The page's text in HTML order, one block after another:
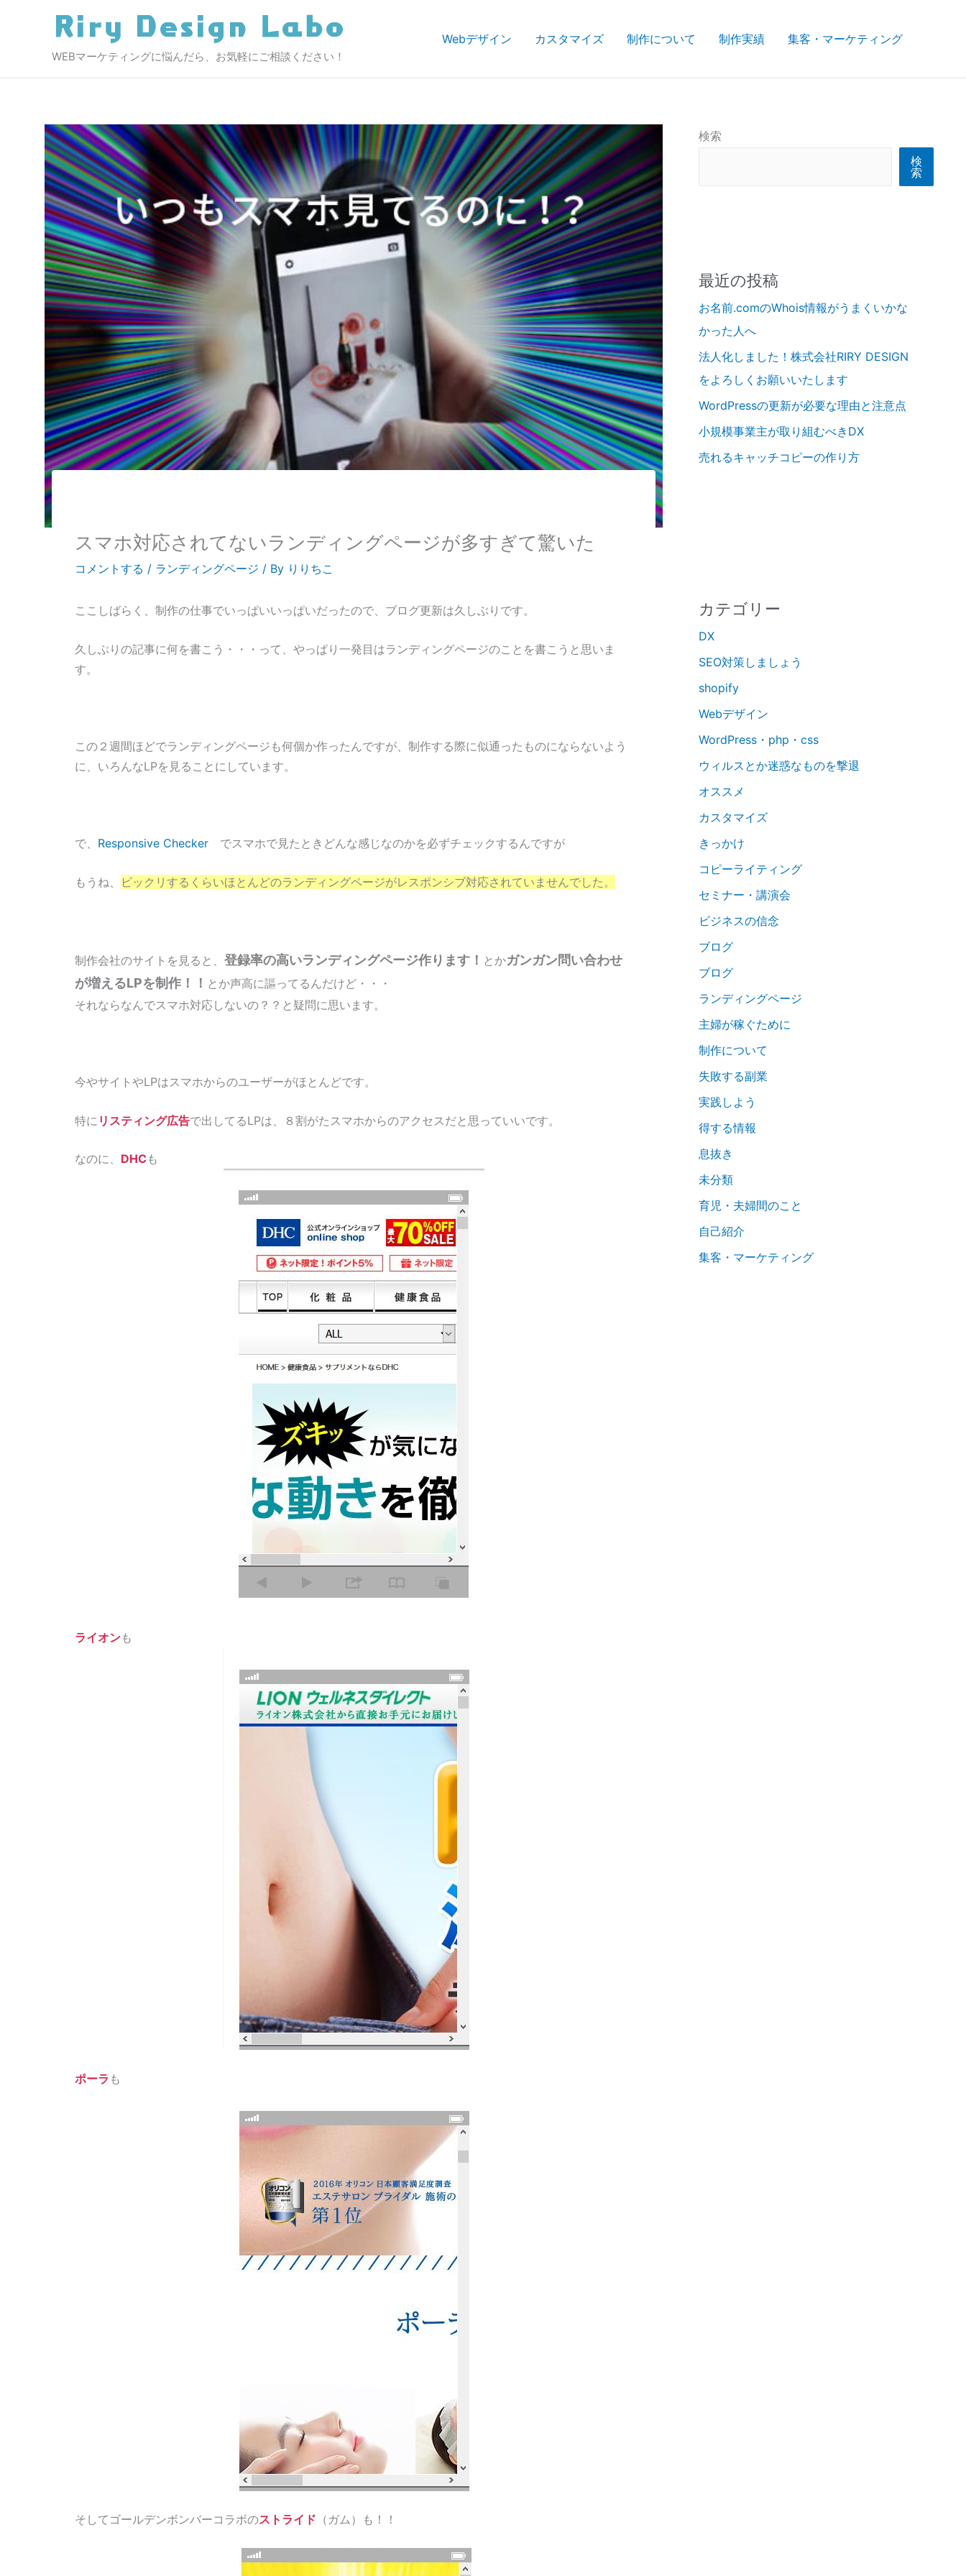
WEBマーケティングに悩んだら、お気軽にご相談ください！
Webデザイン カスタマイズ 制作について 制作実績 集客・マーケティング
スマホ対応されてないランディングページが多すぎて驚いた
コメントする / ランディングページ / By りりちこ
ここしばらく、制作の仕事でいっぱいいっぱいだったので、ブログ更新は久しぶりです。
久しぶりの記事に何を書こう・・・って、やっぱり一発目はランディングページのことを書こうと思いま
す。
この２週間ほどでランディングページも何個か作ったんですが、制作する際に似通ったものにならないよう
に、いろんなLPを見ることにしています。
で、 Responsive Checker でスマホで見たときどんな感じなのかを必ずチェックするんですが
もうね、 ビックリするくらいほとんどのランディングページがレスポンシブ対応されていませんでした。
制作会社のサイトを見ると、 登録率の高いランディングページ作ります！ とかガンガン問い合わせ
が増えるLPを制作！！ とか声高に謳ってるんだけど・・・
それならなんでスマホ対応しないの？？と疑問に思います。
今やサイトやLPはスマホからのユーザーがほとんどです。
特に リスティング広告で出してるLPは、８割がたスマホからのアクセスだと思っていいです。
なのに、 DHC も
ライオンも
ポーラ も
そしてゴールデンボンバーコラボのストライド （ガム）も！！
検索
検
索
最近の投稿
お名前.comのWhois情報がうまくいかな
かった人へ
法人化しました！株式会社RIRY DESIGN
をよろしくお願いいたします
WordPressの更新が必要な理由と注意点
小規模事業主が取り組むべきDX
売れるキャッチコピーの作り方
カテゴリー
DX
SEO対策しましょう
shopify
Webデザイン
WordPress・php・css
ウィルスとか迷惑なものを撃退
オススメ
カスタマイズ
きっかけ
コピーライティング
セミナー・講演会
ビジネスの信念
ブログ
ブログ
ランディングページ
主婦が稼ぐために
制作について
失敗する副業
実践しよう
得する情報
息抜き
未分類
育児・夫婦間のこと
自己紹介
集客・マーケティング